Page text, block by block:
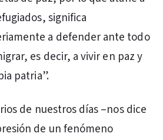
significa
a defender ante todo
es decir, a vivir en paz y
patria”.
de nuestros días –nos dice
de un fenómeno